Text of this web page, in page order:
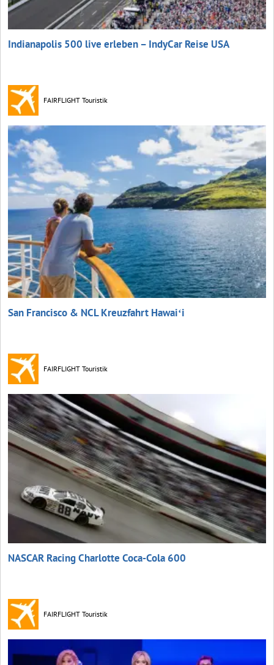
Indianapolis 500 live erleben – IndyCar Reise USA
FAIRFLIGHT Touristik
San Francisco & NCL Kreuzfahrt Hawaiʻi
FAIRFLIGHT Touristik
NASCAR Racing Charlotte Coca‑Cola 600
FAIRFLIGHT Touristik